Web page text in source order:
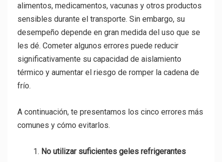
alimentos, medicamentos, vacunas y otros productos
sensibles durante el transporte. Sin embargo, su
desempeño depende en gran medida del uso que se
les dé. Cometer algunos errores puede reducir
significativamente su capacidad de aislamiento
térmico y aumentar el riesgo de romper la cadena de
frío.
A continuación, te presentamos los cinco errores más
comunes y cómo evitarlos.
No utilizar suficientes geles refrigerantes